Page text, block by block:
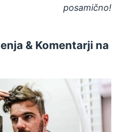
posamično!
& Komentarji na